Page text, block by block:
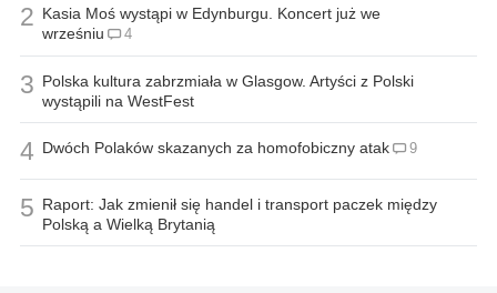
2 Kasia Moś wystąpi w Edynburgu. Koncert już we
wrześniu
4
3 Polska kultura zabrzmiała w Glasgow. Artyści z Polski
wystąpili na WestFest
4 Dwóch Polaków skazanych za homofobiczny atak 9
5 Raport: Jak zmienił się handel i transport paczek między
Polską a Wielką Brytanią